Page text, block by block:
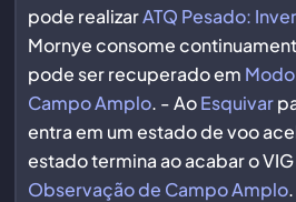
pode realizarATQ Pesado:
Mornye consome
pode ser recuperado em
Campo Amplo. - AoEsquivar
entra em um estado de voo
estado termina ao acabar o
Observação de Campo Amplo